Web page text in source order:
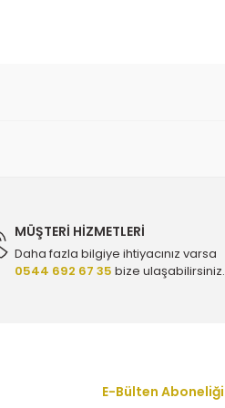
Y2321 - 13107851
- 12663317
MÜŞTERİ HİZMETLERİ
Daha fazla bilgiye ihtiyacınız varsa
0544 692 67 35 bize ulaşabilirsiniz.
E-Bülten Aboneliği